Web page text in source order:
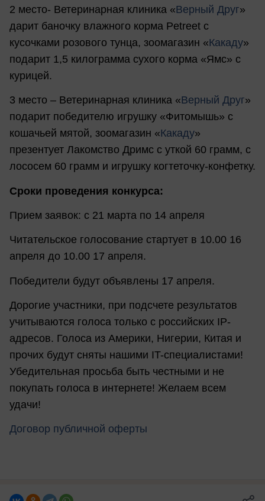
2 место- Ветеринарная клиника «Верный Друг»
дарит баночку влажного корма Petreet с
кусочками розового тунца, зоомагазин «Какаду»
подарит 1,5 килограмма сухого корма «Ямс» с
курицей.
3 место – Ветеринарная клиника «Верный Друг»
подарит победителю игрушку «Фитомышь» с
кошачьей мятой, зоомагазин «Какаду»
презентует Лакомство Дримс с уткой 60 грамм, с
лососем 60 грамм и игрушку когтеточку-конфетку.
Сроки проведения конкурса:
Прием заявок: с 21 марта по 14 апреля
Читательское голосование стартует в 10.00 16
апреля до 10.00 17 апреля.
Победители будут объявлены 17 апреля.
Дорогие участники, при подсчете результатов
учитываются голоса только с российских IP-
адресов. Голоса из Америки, Нигерии, Китая и
прочих будут сняты нашими IT-специалистами!
Убедительная просьба быть честными и не
покупать голоса в интернете! Желаем всем
удачи!
Договор публичной оферты